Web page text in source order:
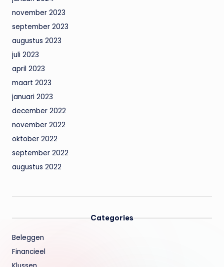
november 2023
september 2023
augustus 2023
juli 2023
april 2023
maart 2023
januari 2023
december 2022
november 2022
oktober 2022
september 2022
augustus 2022
Categories
Beleggen
Financieel